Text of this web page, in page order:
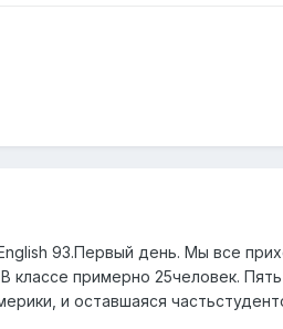
93.Первый день. Мы все
примерно 25человек.
и оставшаяся